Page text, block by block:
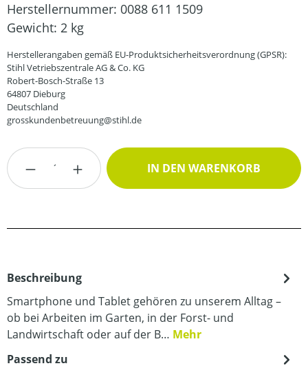
Herstellernummer: 0088 611 1509
Gewicht: 2 kg
Herstellerangaben gemäß EU-Produktsicherheitsverordnung (GPSR):
Stihl Vetriebszentrale AG & Co. KG
Robert-Bosch-Straße 13
64807 Dieburg
Deutschland
grosskundenbetreuung@stihl.de
Produkt Anzahl: Gib den gewünschten
IN DEN WARENKORB
Beschreibung
Smartphone und Tablet gehören zu unserem Alltag –
ob bei Arbeiten im Garten, in der Forst- und
Landwirtschaft oder auf der B… Mehr
Passend zu